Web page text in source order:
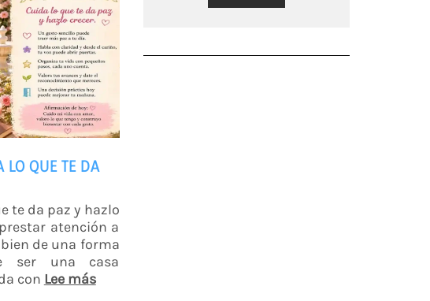
LO QUE TE DA
te da paz y hazlo
atención a
de una forma
ser una casa
con Lee más